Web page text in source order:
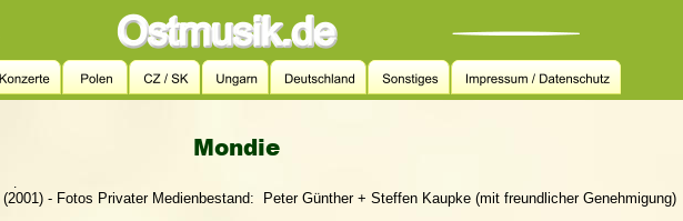
Mondie
(2001) - Fotos Privater Medienbestand:  Peter Günther + Steffen Kaupke (mit freundlicher Genehmigung)
.